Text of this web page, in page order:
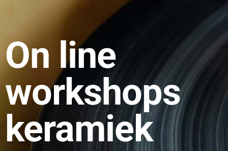
On line
workshops
keramiek